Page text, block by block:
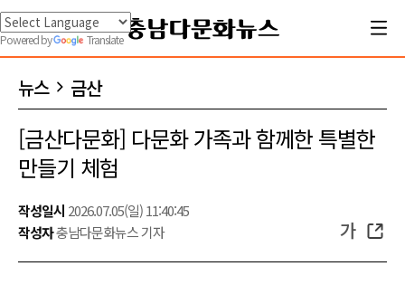
Powered by Translate
뉴스 금산
[금산다문화] 다문화 가족과 함께한 특별한
만들기 체험
작성일시 2026.07.05(일) 11:40:45
작성자충남다문화뉴스 기자 가